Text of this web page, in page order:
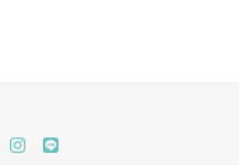
instagram
LINE